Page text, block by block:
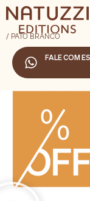
/ PATO BRANCO
FALE COM